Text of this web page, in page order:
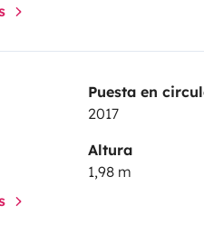
Puesta en
2017
Altura
1,98 m